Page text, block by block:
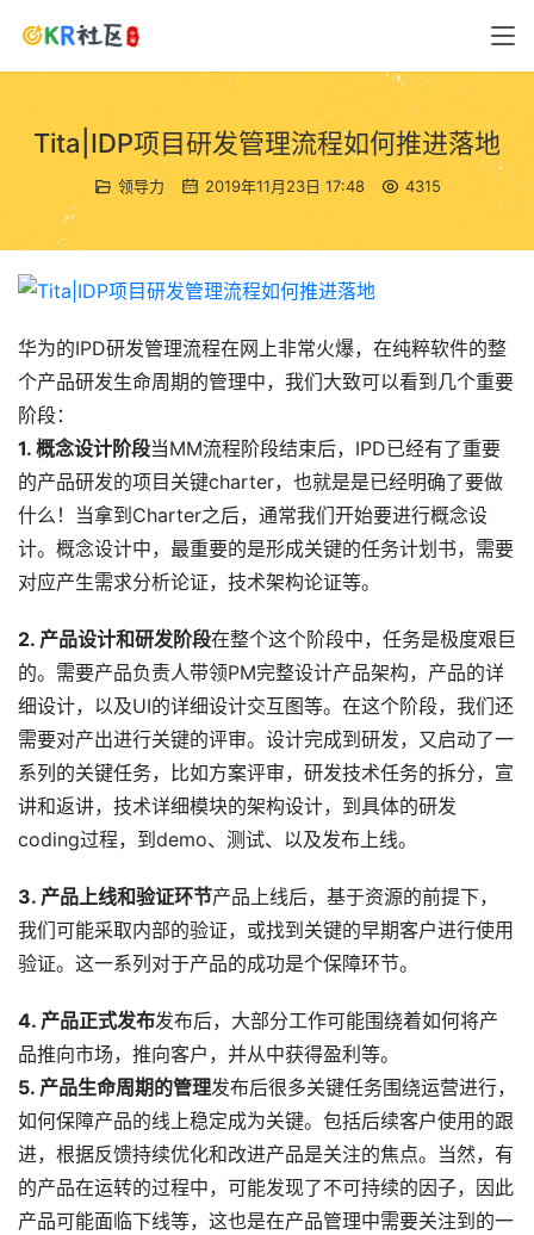
Tita|IDP项目研发管理流程如何推进落地
领导力 2019年11月23日 17:48 4315
华为的IPD研发管理流程在网上非常火爆，在纯粹软件的整
个产品研发生命周期的管理中，我们大致可以看到几个重要
阶段：
1. 概念设计阶段当MM流程阶段结束后，IPD已经有了重要
的产品研发的项目关键charter，也就是是已经明确了要做
什么！当拿到Charter之后，通常我们开始要进行概念设
计。概念设计中，最重要的是形成关键的任务计划书，需要
对应产生需求分析论证，技术架构论证等。
2. 产品设计和研发阶段在整个这个阶段中，任务是极度艰巨
的。需要产品负责人带领PM完整设计产品架构，产品的详
细设计，以及UI的详细设计交互图等。在这个阶段，我们还
需要对产出进行关键的评审。设计完成到研发，又启动了一
系列的关键任务，比如方案评审，研发技术任务的拆分，宣
讲和返讲，技术详细模块的架构设计，到具体的研发
coding过程，到demo、测试、以及发布上线。
3. 产品上线和验证环节产品上线后，基于资源的前提下，
我们可能采取内部的验证，或找到关键的早期客户进行使用
验证。这一系列对于产品的成功是个保障环节。
4. 产品正式发布发布后，大部分工作可能围绕着如何将产
品推向市场，推向客户，并从中获得盈利等。
5. 产品生命周期的管理发布后很多关键任务围绕运营进行，
如何保障产品的线上稳定成为关键。包括后续客户使用的跟
进，根据反馈持续优化和改进产品是关注的焦点。当然，有
的产品在运转的过程中，可能发现了不可持续的因子，因此
产品可能面临下线等，这也是在产品管理中需要关注到的一